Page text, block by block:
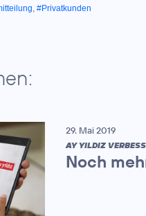
, #Privatkunden
29. Mai 2019
AY YILDIZ
Noch